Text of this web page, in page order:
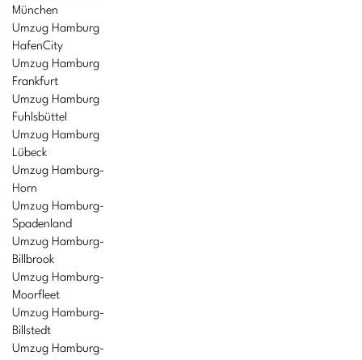
München
Umzug Hamburg
HafenCity
Umzug Hamburg
Frankfurt
Umzug Hamburg
Fuhlsbüttel
Umzug Hamburg
Lübeck
Umzug Hamburg-
Horn
Umzug Hamburg-
Spadenland
Umzug Hamburg-
Billbrook
Umzug Hamburg-
Moorfleet
Umzug Hamburg-
Billstedt
Umzug Hamburg-